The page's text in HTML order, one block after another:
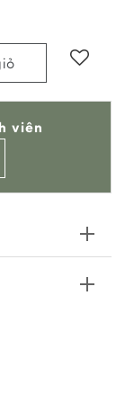
viên